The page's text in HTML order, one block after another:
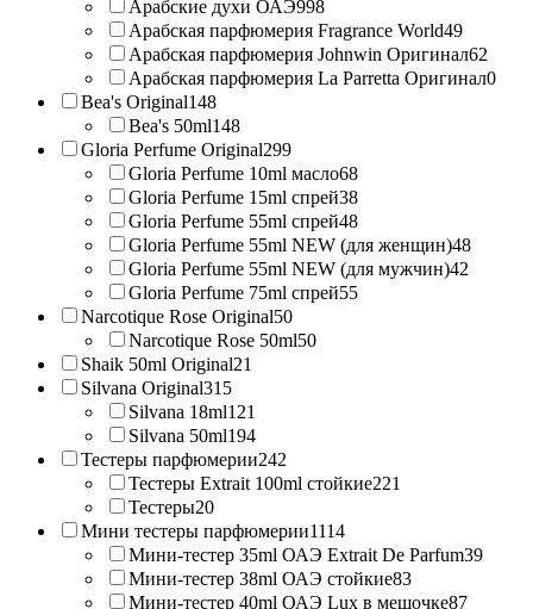
Арабские духи ОАЭ998
Арабская парфюмерия Fragrance World49
Арабская парфюмерия Johnwin Оригинал62
Арабская парфюмерия La Parretta Оригинал0
Bea's Original148
Bea's 50ml148
Gloria Perfume Original299
Gloria Perfume 10ml масло68
Gloria Perfume 15ml спрей38
Gloria Perfume 55ml спрей48
Gloria Perfume 55ml NEW (для женщин)48
Gloria Perfume 55ml NEW (для мужчин)42
Gloria Perfume 75ml спрей55
Narcotique Rose Original50
Narcotique Rose 50ml50
Shaik 50ml Original21
Silvana Original315
Silvana 18ml121
Silvana 50ml194
Тестеры парфюмерии242
Тестеры Extrait 100ml стойкие221
Тестеры20
Мини тестеры парфюмерии1114
Мини-тестер 35ml ОАЭ Extrait De Parfum39
Мини-тестер 38ml ОАЭ стойкие83
Мини-тестер 40ml ОАЭ Lux в мешочке87